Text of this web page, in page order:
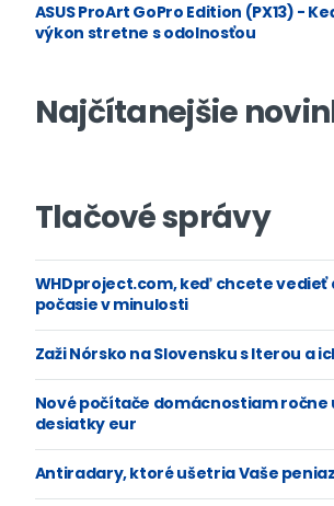
ASUS ProArt GoPro Edition (PX13) -
výkon stretne s odolnosťou
Najčítanejšie
Tlačové správy
WHDproject.com, keď chcete vedieť
počasie v minulosti
Zaži Nórsko na Slovensku s Iterou a
Nové počítače domácnostiam ročne
desiatky eur
Antiradary, ktoré ušetria Vaše